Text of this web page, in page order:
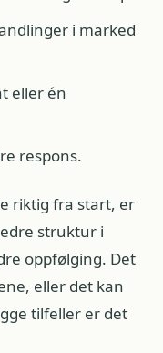
i marked
eller én
respons.
riktig fra start, er
struktur i
oppfølging. Det
eller det kan
tilfeller er det